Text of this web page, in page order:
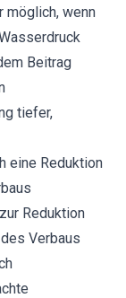
möglich, wenn
Beitrag
tiefer,
eine Reduktion
Reduktion
Verbaus